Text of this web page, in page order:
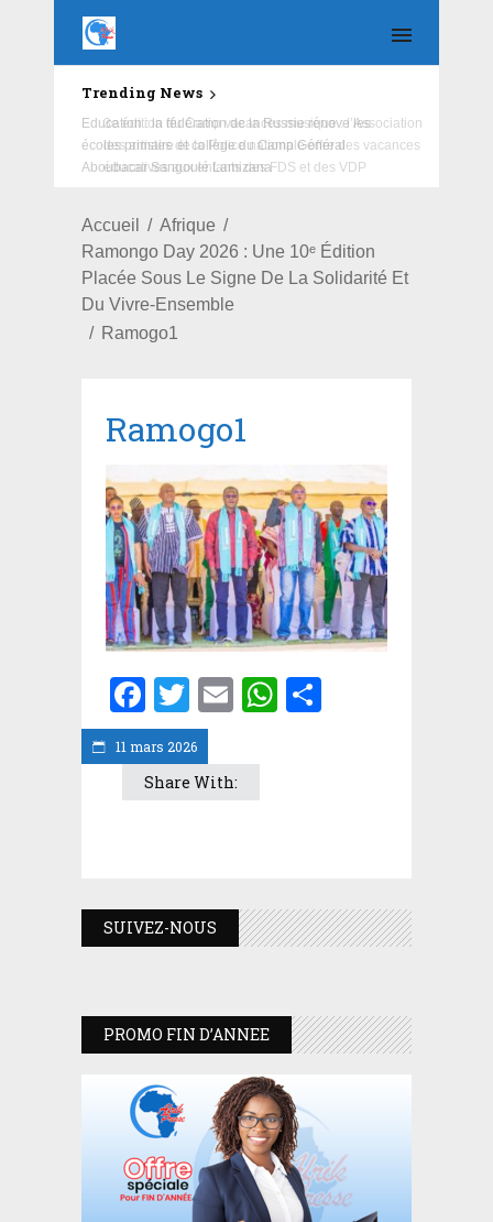
Trending News
Education : la fédération de la Russie rénove les
écoles primaire et collège du Camp Général
Aboubacar Sangoulé Lamizana
Accueil
Afrique
Ramongo Day 2026 : Une 10ᵉ Édition
Placée Sous Le Signe De La Solidarité Et
Du Vivre-Ensemble
Ramogo1
11 mars 2026
Ramogo1
Facebook
Twitter
EmailWhatsApp
Share With:
SUIVEZ-NOUS
PROMO FIN D’ANNEE